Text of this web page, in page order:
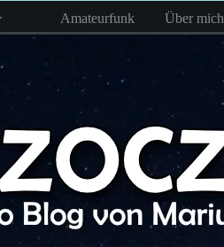
Amateurfunk Über mich